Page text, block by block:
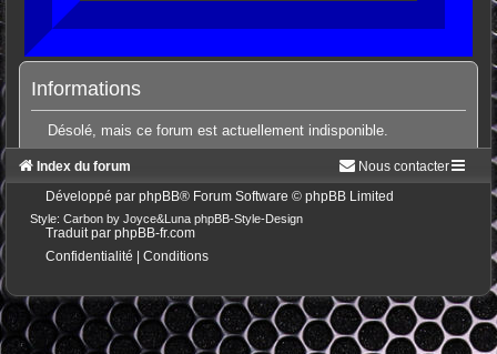
Informations
Désolé, mais ce forum est actuellement indisponible.
Index du forum
Nous contacter
Développé par phpBB® Forum Software © phpBB Limited
Style: Carbon by Joyce&LunaphpBB-Style-Design
Traduit par phpBB-fr.com
Confidentialité
Conditions